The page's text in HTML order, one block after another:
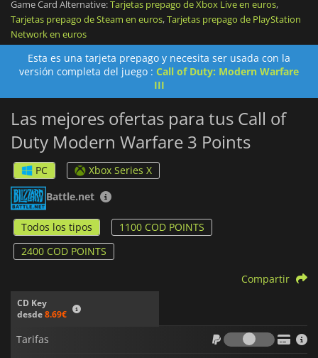
Los PC comprados también se pueden utilizar para obtener
contenido del juego de otros títulos de Call of Duty que se
benefician de la funcionalidad de PC. Cada juego se vende
por separado.
Game Card Alternative:Tarjetas prepago de Xbox Live en euros,
Tarjetas prepago de Steam en euros,Tarjetas prepago de PlayStation
Network en euros
Esta es una tarjeta prepago y necesita ser usada con la
versión completa del juego : Call of Duty: Modern Warfare
III
Las mejores ofertas para tus Call of
Duty Modern Warfare 3 Points
PC
Xbox Series X
Battle.net
Todos los tipos
1100 COD POINTS
2400 COD POINTS
CD Key
desde8.69€
Compartir
Tarifas
Tarifas